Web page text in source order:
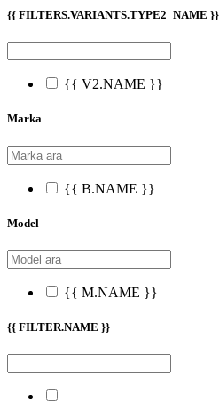
{{ FILTERS.VARIANTS.TYPE2_NAME }}
{{ V2.NAME }}
Marka
{{ B.NAME }}
Model
{{ M.NAME }}
{{ FILTER.NAME }}